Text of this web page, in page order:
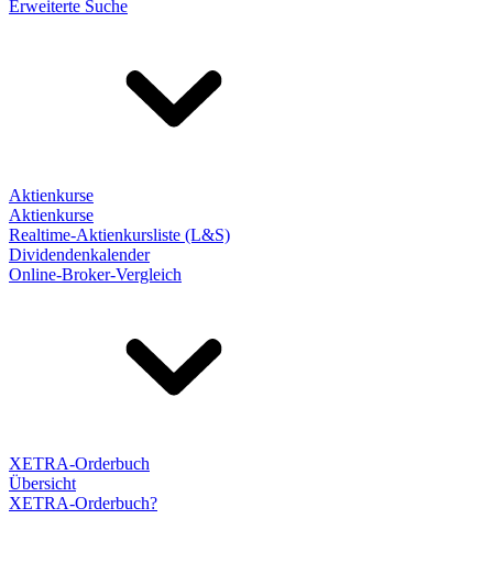
Erweiterte Suche
Aktienkurse
Aktienkurse
Realtime-Aktienkursliste (L&S)
Dividendenkalender
Online-Broker-Vergleich
XETRA-Orderbuch
Übersicht
XETRA-Orderbuch?